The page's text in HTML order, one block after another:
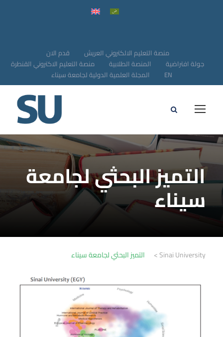
قدم الان
منصة التعليم الالكتروني العريش
منصة التعليم الاكتروني القنطرة
المنصة الطلابية
جولة افتراضية
المجلة العلمية الدولية لجامعة سيناء
EN
التميز البحثي لجامعة
سيناء
Sinai University
> التميز البحثي لجامعة سيناء